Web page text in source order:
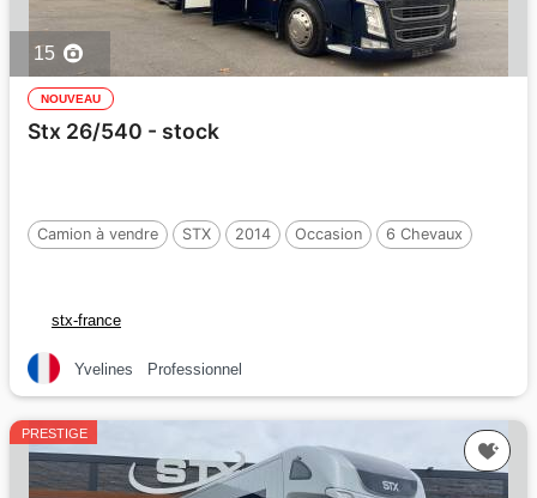
15
NOUVEAU
Stx 26/540 - stock
Camion à vendre STX 2014 Occasion 6 Chevaux
stx-france
Yvelines Professionnel
PRESTIGE